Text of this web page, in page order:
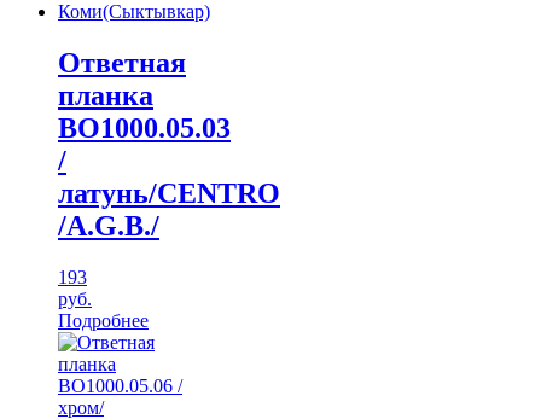
Ответная
планка
ВО1000.05.03
/
латунь/CENTRO
/A.G.B./
193
руб.
Подробнее